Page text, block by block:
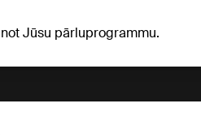
Jūsu pārluprogrammu.